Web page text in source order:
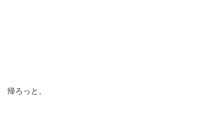
帰ろっと。